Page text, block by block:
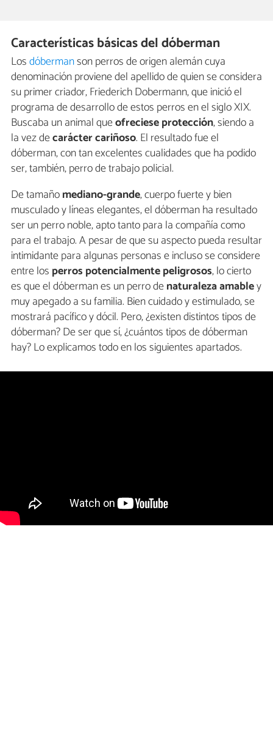
Características básicas del dóberman
Losdóbermanson perros de origen alemán cuya
denominación proviene del apellido de quien se considera
su primer criador, Friederich Dobermann, que inició el
programa de desarrollo de estos perros en el siglo XIX.
Buscaba un animal queofreciese protección, siendo a
la vez decarácter cariñoso. El resultado fue el
dóberman, con tan excelentes cualidades que ha podido
ser, también, perro de trabajo policial.
De tamañomediano-grande, cuerpo fuerte y bien
musculado y líneas elegantes, el dóberman ha resultado
ser un perro noble, apto tanto para la compañía como
para el trabajo. A pesar de que su aspecto pueda resultar
intimidante para algunas personas e incluso se considere
entre los perros potencialmente peligrosos, lo cierto
es que el dóberman es un perro denaturaleza amabley
muy apegado a su familia. Bien cuidado y estimulado, se
mostrará pacífico y dócil. Pero, ¿existen distintos tipos de
dóberman? De ser que sí, ¿cuántos tipos de dóberman
hay? Lo explicamos todo en los siguientes apartados.